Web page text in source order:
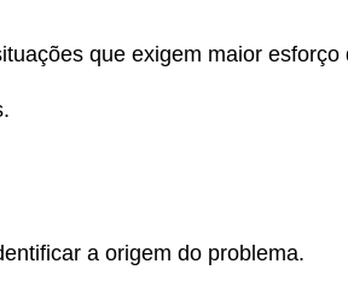
que exigem maior esforço
a origem do problema.